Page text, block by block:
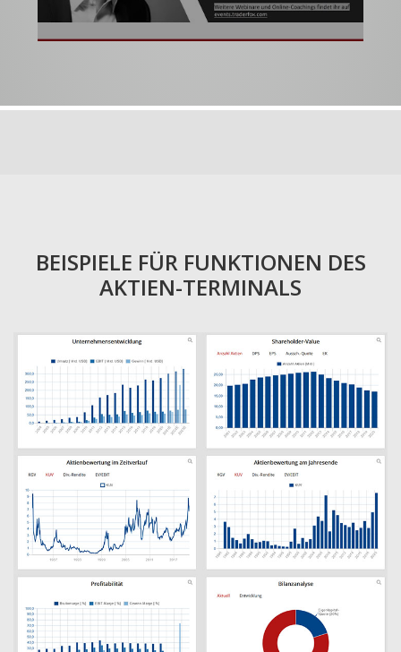
BEISPIELE FÜR FUNKTIONEN DES
AKTIEN-TERMINALS